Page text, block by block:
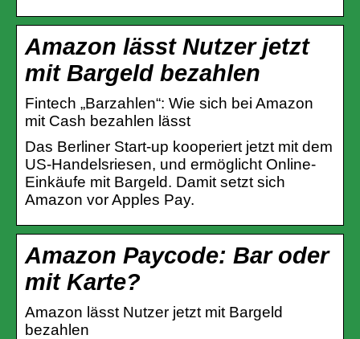
Amazon lässt Nutzer jetzt
mit Bargeld bezahlen
Fintech „Barzahlen“: Wie sich bei Amazon
mit Cash bezahlen lässt
Das Berliner Start-up kooperiert jetzt mit dem
US-Handelsriesen, und ermöglicht Online-
Einkäufe mit Bargeld. Damit setzt sich
Amazon vor Apples Pay.
Amazon Paycode: Bar oder
mit Karte?
Amazon lässt Nutzer jetzt mit Bargeld
bezahlen